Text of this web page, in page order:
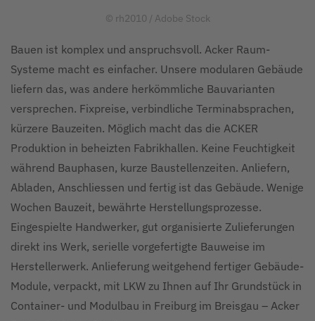
© rh2010 / Adobe Stock
Bauen ist komplex und anspruchsvoll. Acker Raum-
Systeme macht es einfacher. Unsere modularen Gebäude
liefern das, was andere herkömmliche Bauvarianten
versprechen. Fixpreise, verbindliche Terminabsprachen,
kürzere Bauzeiten. Möglich macht das die ACKER
Produktion in beheizten Fabrikhallen. Keine Feuchtigkeit
während Bauphasen, kurze Baustellenzeiten. Anliefern,
Abladen, Anschliessen und fertig ist das Gebäude. Wenige
Wochen Bauzeit, bewährte Herstellungsprozesse.
Eingespielte Handwerker, gut organisierte Zulieferungen
direkt ins Werk, serielle vorgefertigte Bauweise im
Herstellerwerk. Anlieferung weitgehend fertiger Gebäude-
Module, verpackt, mit LKW zu Ihnen auf Ihr Grundstück in
Container- und Modulbau in Freiburg im Breisgau – Acker